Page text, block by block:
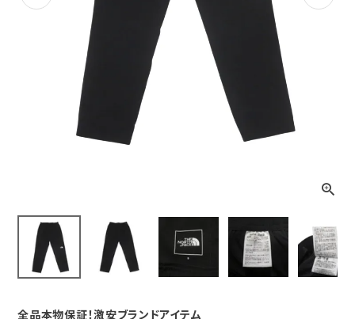
Previous Next
全品本物保証！激安ブランドアイテム